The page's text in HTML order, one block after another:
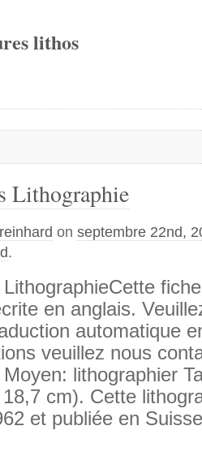
lithos
Lithographie
reinhard on septembre 22nd,
.
en anglais.
automatique
veuillez nous
lithographier
cm). Cette
et publiée en